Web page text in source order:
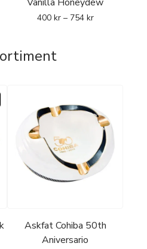
400 kr – 754 kr
Askfat Cohiba 50th
Aniversario